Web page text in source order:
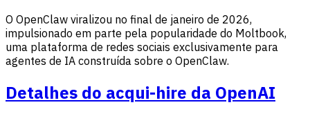
O OpenClaw viralizou no final de janeiro de 2026,
impulsionado em parte pela popularidade do Moltbook,
uma plataforma de redes sociais exclusivamente para
agentes de IA construída sobre o OpenClaw.
Detalhes do acqui-hire da OpenAI